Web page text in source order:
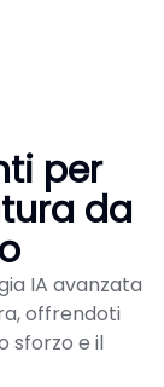
per
da
IA avanzata
offrendoti
sforzo e il